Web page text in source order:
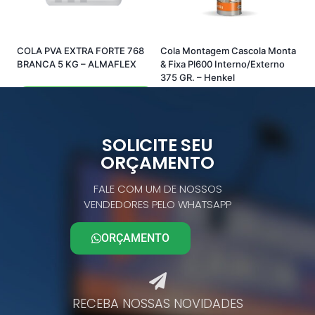
COLA PVA EXTRA FORTE 768
BRANCA 5 KG – ALMAFLEX
Cola Montagem Cascola Monta
& Fixa Pl600 Interno/Externo
375 GR. – Henkel
SOLICITE SEU
ORÇAMENTO
FALE COM UM DE NOSSOS
VENDEDORES PELO WHATSAPP
ORÇAMENTO
RECEBA NOSSAS NOVIDADES​